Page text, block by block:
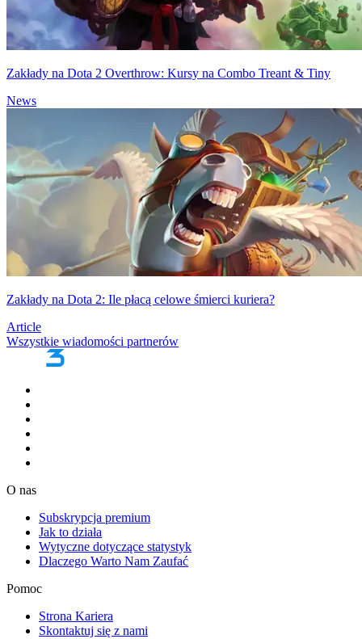
Zakłady na Dota 2 Overthrow: Kursy na Combo Treant & Tiny
News
Zakłady na Dota 2: Ile płacą celowe śmierci kuriera?
Article
Wszystkie wiadomości partnerów
O nas
Subskrypcja premium
Jak to działa
Wytyczne dotyczące statystyk
Dlaczego Warto Nam Zaufać
Pomoc
Strona Kariera
Skontaktuj się z nami